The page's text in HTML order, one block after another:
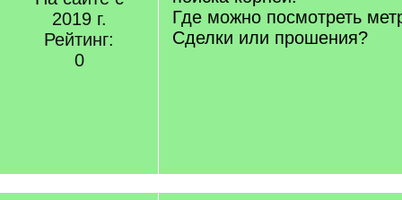
2019 г.
Рейтинг:
0
Где можно посмотреть
Сделки или прошения?